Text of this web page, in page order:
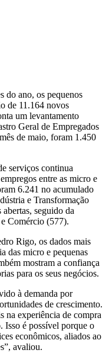
do ano, os pequenos
de 11.164 novos
um levantamento
Geral de Empregados
de maio, foram 1.450
serviços continua
entre as micro e
6.241 no acumulado
e Transformação
seguido da
Comércio (577).
Rigo, os dados mais
das micro e pequenas
mostram a confiança
para os seus negócios.
à demanda por
de crescimento.
na experiência de compra
Isso é possível porque o
econômicos, aliados ao
avaliou.